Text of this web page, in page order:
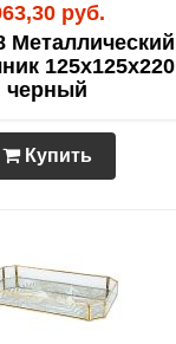
руб.
Металлический
черный
Купить